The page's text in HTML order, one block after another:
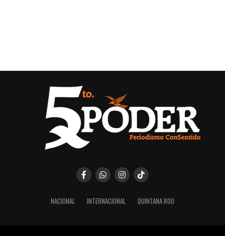
NACIONAL INTERNACIONAL QUINTANA ROO